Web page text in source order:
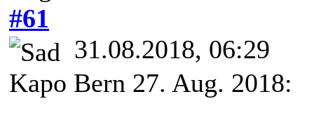
#61
31.08.2018, 06:29
Kapo Bern 27. Aug. 2018: